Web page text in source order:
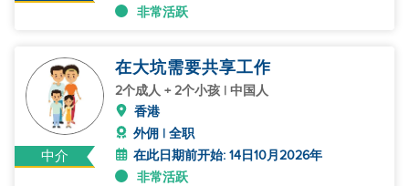
非常活跃
中介
在大坑需要共享工作
2个成人 + 2个小孩 | 中国人
香港
外佣 | 全职
在此日期前开始: 14日10月2026年
非常活跃